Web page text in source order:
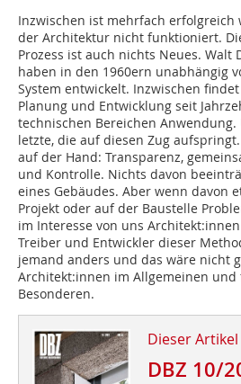
Inzwischen ist mehrfach erfolgreich
der Architektur nicht funktioniert.
Prozess ist auch nichts Neues. Walt
haben in den 1960ern unabhängig
System entwickelt. Inzwischen
Planung und Entwicklung seit
technischen Bereichen
letzte, die auf diesen Zug
auf der Hand: Transparenz,
und Kontrolle. Nichts davon
eines Gebäudes. Aber wenn davon
Projekt oder auf der Baustelle
im Interesse von uns
Treiber und Entwickler dieser
jemand anders und das wäre nicht
Architekt:innen im Allgemeinen
Besonderen.
Dieser
DBZ 10/